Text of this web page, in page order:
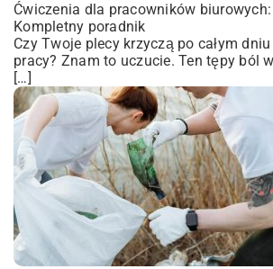
Ćwiczenia dla pracowników biurowych:
Kompletny poradnik
Czy Twoje plecy krzyczą po całym dniu
pracy? Znam to uczucie. Ten tępy ból w
[…]